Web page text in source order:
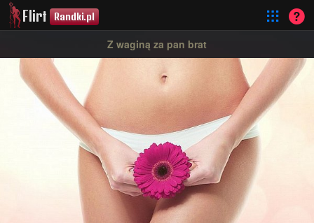
Flirt Randki.pl
Z waginą za pan brat